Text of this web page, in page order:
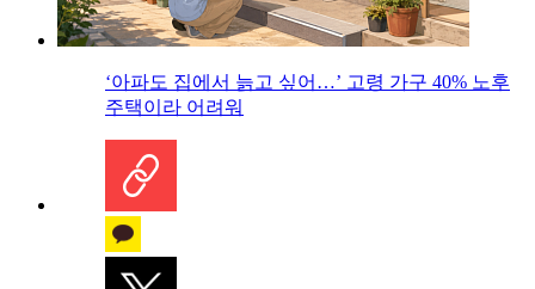
‘아파도 집에서 늙고 싶어…’ 고령 가구 40% 노후
주택이라 어려워